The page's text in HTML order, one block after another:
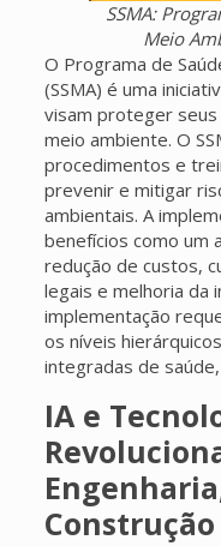
SSMA:
Meio
O Programa de
(SSMA) é uma
visam proteger
meio ambiente. O
procedimentos e
prevenir e mitigar
ambientais. A
benefícios como um
redução de custos,
legais e melhoria da
implementação
os níveis
integradas de
IA e